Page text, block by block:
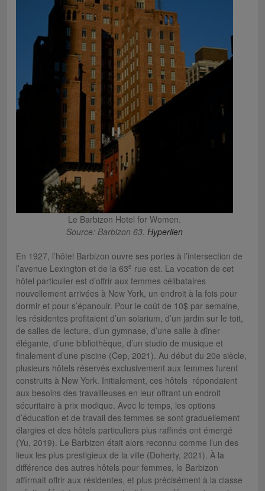
Le Barbizon Hotel for Women.
Source: Barbizon 63. Hyperlien
En 1927, l’hôtel Barbizon ouvre ses portes à l’intersection de
l’avenue Lexington et de la 63e rue est. La vocation de cet
hôtel particulier est d’offrir aux femmes célibataires
nouvellement arrivées à New York, un endroit à la fois pour
dormir et pour s’épanouir. Pour le coût de 10$ par semaine,
les résidentes profitaient d’un solarium, d’un jardin sur le toit,
de salles de lecture, d’un gymnase, d’une salle à dîner
élégante, d’une bibliothèque, d’un studio de musique et
finalement d’une piscine (Cep, 2021). Au début du 20e siècle,
plusieurs hôtels réservés exclusivement aux femmes furent
construits à New York. Initialement, ces hôtels répondaient
aux besoins des travailleuses en leur offrant un endroit
sécuritaire à prix modique. Avec le temps, les options
d’éducation et de travail des femmes se sont graduellement
élargies et des hôtels particuliers plus raffinés ont émergé
(Yu, 2019). Le Barbizon était alors reconnu comme l’un des
lieux les plus prestigieux de la ville (Doherty, 2021). À la
différence des autres hôtels pour femmes, le Barbizon
affirmait offrir aux résidentes, et plus précisément à la classe